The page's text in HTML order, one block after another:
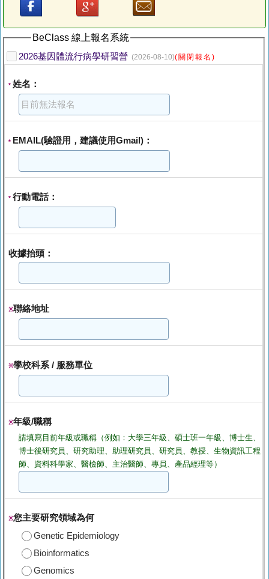
BeClass 線上報名系統
2026基因體流行病學研習營 (2026-08-10)(關閉報名)
* 姓名：
* EMAIL(驗證用，建議使用Gmail)：
* 行動電話：
收據抬頭：
※聯絡地址
※學校科系 / 服務單位
※年級/職稱
請填寫目前年級或職稱（例如：大學三年級、碩士班一年級、博士生、
博士後研究員、研究助理、助理研究員、研究員、教授、生物資訊工程
師、資料科學家、醫檢師、主治醫師、專員、產品經理等）
※您主要研究領域為何
Genetic Epidemiology
Bioinformatics
Genomics